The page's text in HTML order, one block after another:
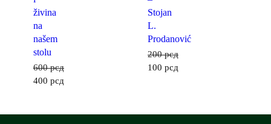
živina
na
našem
stolu
600рсд
400 рсд
Stojan
L.
Prodanović
200рсд
100 рсд